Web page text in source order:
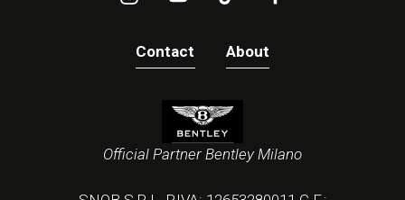
Contact About
Official Partner Bentley Milano